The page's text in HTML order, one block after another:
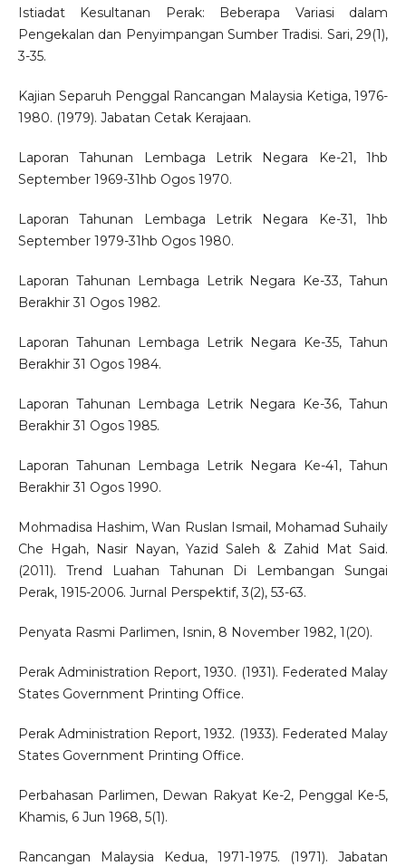
Istiadat Kesultanan Perak: Beberapa Variasi dalam
Pengekalan dan Penyimpangan Sumber Tradisi. Sari, 29(1),
3-35.
Kajian Separuh Penggal Rancangan Malaysia Ketiga, 1976-
1980. (1979). Jabatan Cetak Kerajaan.
Laporan Tahunan Lembaga Letrik Negara Ke-21, 1hb
September 1969-31hb Ogos 1970.
Laporan Tahunan Lembaga Letrik Negara Ke-31, 1hb
September 1979-31hb Ogos 1980.
Laporan Tahunan Lembaga Letrik Negara Ke-33, Tahun
Berakhir 31 Ogos 1982.
Laporan Tahunan Lembaga Letrik Negara Ke-35, Tahun
Berakhir 31 Ogos 1984.
Laporan Tahunan Lembaga Letrik Negara Ke-36, Tahun
Berakhir 31 Ogos 1985.
Laporan Tahunan Lembaga Letrik Negara Ke-41, Tahun
Berakhir 31 Ogos 1990.
Mohmadisa Hashim, Wan Ruslan Ismail, Mohamad Suhaily
Che Hgah, Nasir Nayan, Yazid Saleh & Zahid Mat Said.
(2011). Trend Luahan Tahunan Di Lembangan Sungai
Perak, 1915-2006. Jurnal Perspektif, 3(2), 53-63.
Penyata Rasmi Parlimen, Isnin, 8 November 1982, 1(20).
Perak Administration Report, 1930. (1931). Federated Malay
States Government Printing Office.
Perak Administration Report, 1932. (1933). Federated Malay
States Government Printing Office.
Perbahasan Parlimen, Dewan Rakyat Ke-2, Penggal Ke-5,
Khamis, 6 Jun 1968, 5(1).
Rancangan Malaysia Kedua, 1971-1975. (1971). Jabatan